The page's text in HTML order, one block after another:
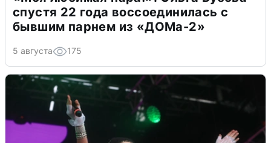
спустя 22 года воссоединилась с
бывшим парнем из «ДОМа-2»
5 августа 175